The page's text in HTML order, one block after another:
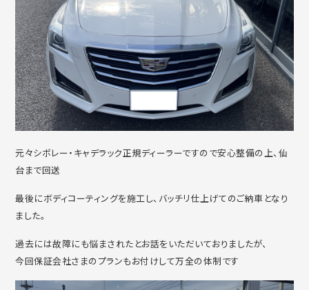
元々シボレー・キャデラック正規ディーラーですので安心整備の上、仙
台まで回送
最後にボディコーティングを施工し、バッチリ仕上げてのご納車となり
ました。
過去には故障にも悩まされたとお話をいただいておりましたが、
今回保証会社さまのプランもお付けして万全の体制です